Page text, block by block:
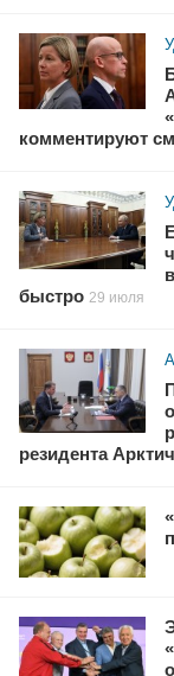
комментируют
быстро 29 июля
резидента